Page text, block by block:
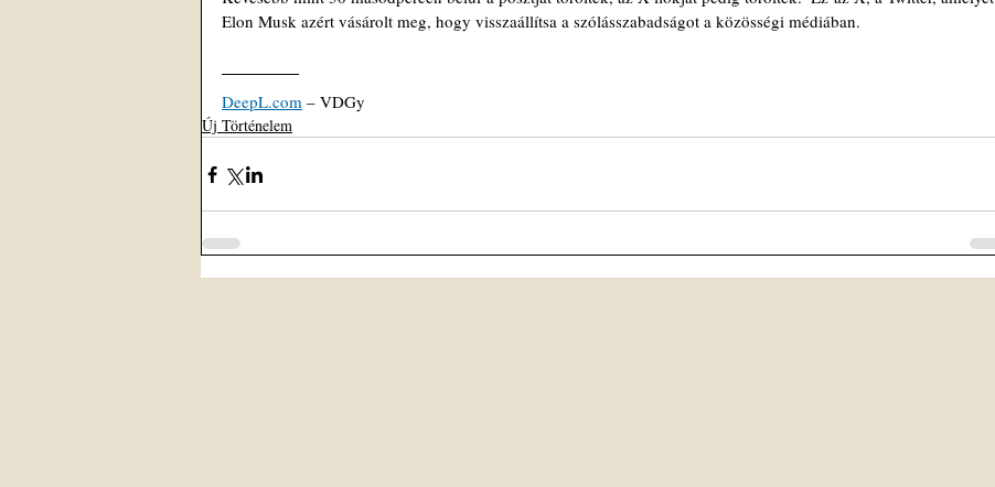
Elon Musk azért vásárolt meg, hogy visszaállítsa a szólásszabadságot a közösségi médiában.
DeepL.com – VDGy
Új Történelem